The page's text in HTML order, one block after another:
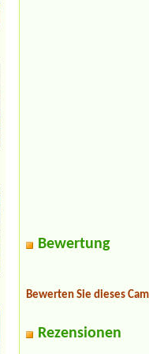
Bewertung
Bewerten Sie dieses
Rezensionen